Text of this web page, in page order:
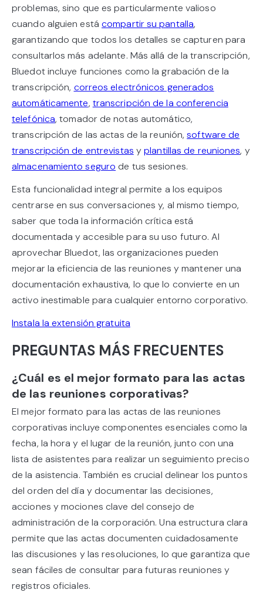
problemas, sino que es particularmente valioso
cuando alguien está compartir su pantalla,
garantizando que todos los detalles se capturen para
consultarlos más adelante. Más allá de la transcripción,
Bluedot incluye funciones como la grabación de la
transcripción, correos electrónicos generados
automáticamente, transcripción de la conferencia
telefónica, tomador de notas automático,
transcripción de las actas de la reunión,software de
transcripción de entrevistas yplantillas de reuniones, y
almacenamiento seguro de tus sesiones.
Esta funcionalidad integral permite a los equipos
centrarse en sus conversaciones y, al mismo tiempo,
saber que toda la información crítica está
documentada y accesible para su uso futuro. Al
aprovechar Bluedot, las organizaciones pueden
mejorar la eficiencia de las reuniones y mantener una
documentación exhaustiva, lo que lo convierte en un
activo inestimable para cualquier entorno corporativo.
Instala la extensión gratuita
PREGUNTAS MÁS FRECUENTES
¿Cuál es el mejor formato para las actas
de las reuniones corporativas?
El mejor formato para las actas de las reuniones
corporativas incluye componentes esenciales como la
fecha, la hora y el lugar de la reunión, junto con una
lista de asistentes para realizar un seguimiento preciso
de la asistencia. También es crucial delinear los puntos
del orden del día y documentar las decisiones,
acciones y mociones clave del consejo de
administración de la corporación. Una estructura clara
permite que las actas documenten cuidadosamente
las discusiones y las resoluciones, lo que garantiza que
sean fáciles de consultar para futuras reuniones y
registros oficiales.